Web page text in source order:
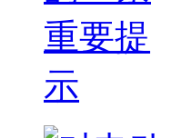
重要提
示